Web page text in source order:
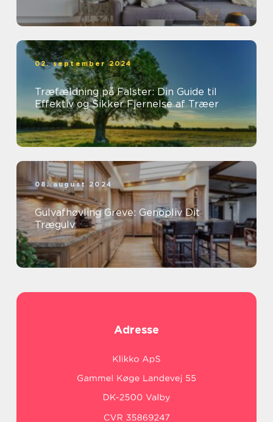
02. september 2024
Træfældning på Falster: Din Guide til
Effektiv og Sikker Fjernelse af Træer
08. august 2024
Gulvafhøvling Greve: Genopliv Dit
Trægulv
Adresse